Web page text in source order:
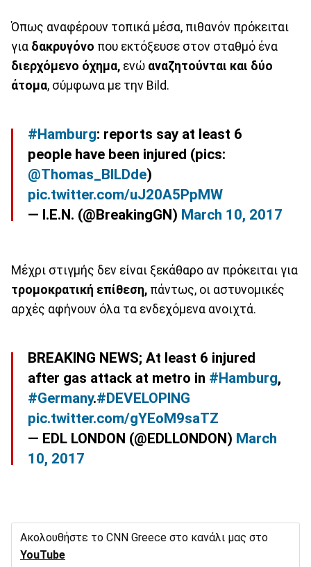
Όπως αναφέρουν τοπικά μέσα, πιθανόν πρόκειται
για δακρυγόνο που εκτόξευσε στον σταθμό ένα
διερχόμενο όχημα, ενώ αναζητούνται και δύο
άτομα, σύμφωνα με την Bild.
#Hamburg: reports say at least 6
people have been injured (pics:
@Thomas_BILDde)
pic.twitter.com/uJ20A5PpMW
— I.E.N. (@BreakingGN) March 10, 2017
Μέχρι στιγμής δεν είναι ξεκάθαρο αν πρόκειται για
τρομοκρατική επίθεση, πάντως, οι αστυνομικές
αρχές αφήνουν όλα τα ενδεχόμενα ανοιχτά.
BREAKING NEWS; At least 6 injured
after gas attack at metro in #Hamburg,
#Germany.#DEVELOPING
pic.twitter.com/gYEoM9saTZ
— EDL LONDON (@EDLLONDON) March
10, 2017
Ακολουθήστε το CNN Greece στο κανάλι μας στο
YouTube